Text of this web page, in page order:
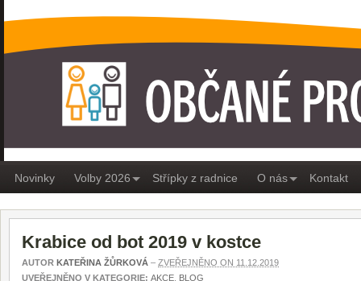
OBČANÉ PRO MEDLÁNKY
Novinky Volby 2026 Střípky z radnice O nás Kontakt
Krabice od bot 2019 v kostce
AUTOR KATEŘINA ŽŮRKOVÁ – ZVEŘEJNĚNO ON 11.12.2019
UVEŘEJNĚNO V KATEGORIE: AKCE BLOG